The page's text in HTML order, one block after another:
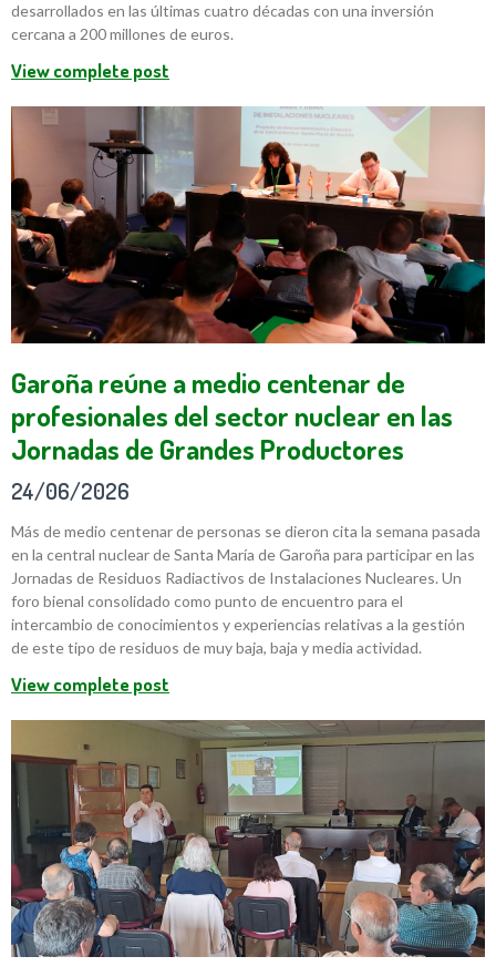
desarrollados en las últimas cuatro décadas con una inversión
cercana a 200 millones de euros.
View complete post
Garoña reúne a medio centenar de
profesionales del sector nuclear en las
Jornadas de Grandes Productores
24/06/2026
Más de medio centenar de personas se dieron cita la semana pasada
en la central nuclear de Santa María de Garoña para participar en las
Jornadas de Residuos Radiactivos de Instalaciones Nucleares. Un
foro bienal consolidado como punto de encuentro para el
intercambio de conocimientos y experiencias relativas a la gestión
de este tipo de residuos de muy baja, baja y media actividad.
View complete post